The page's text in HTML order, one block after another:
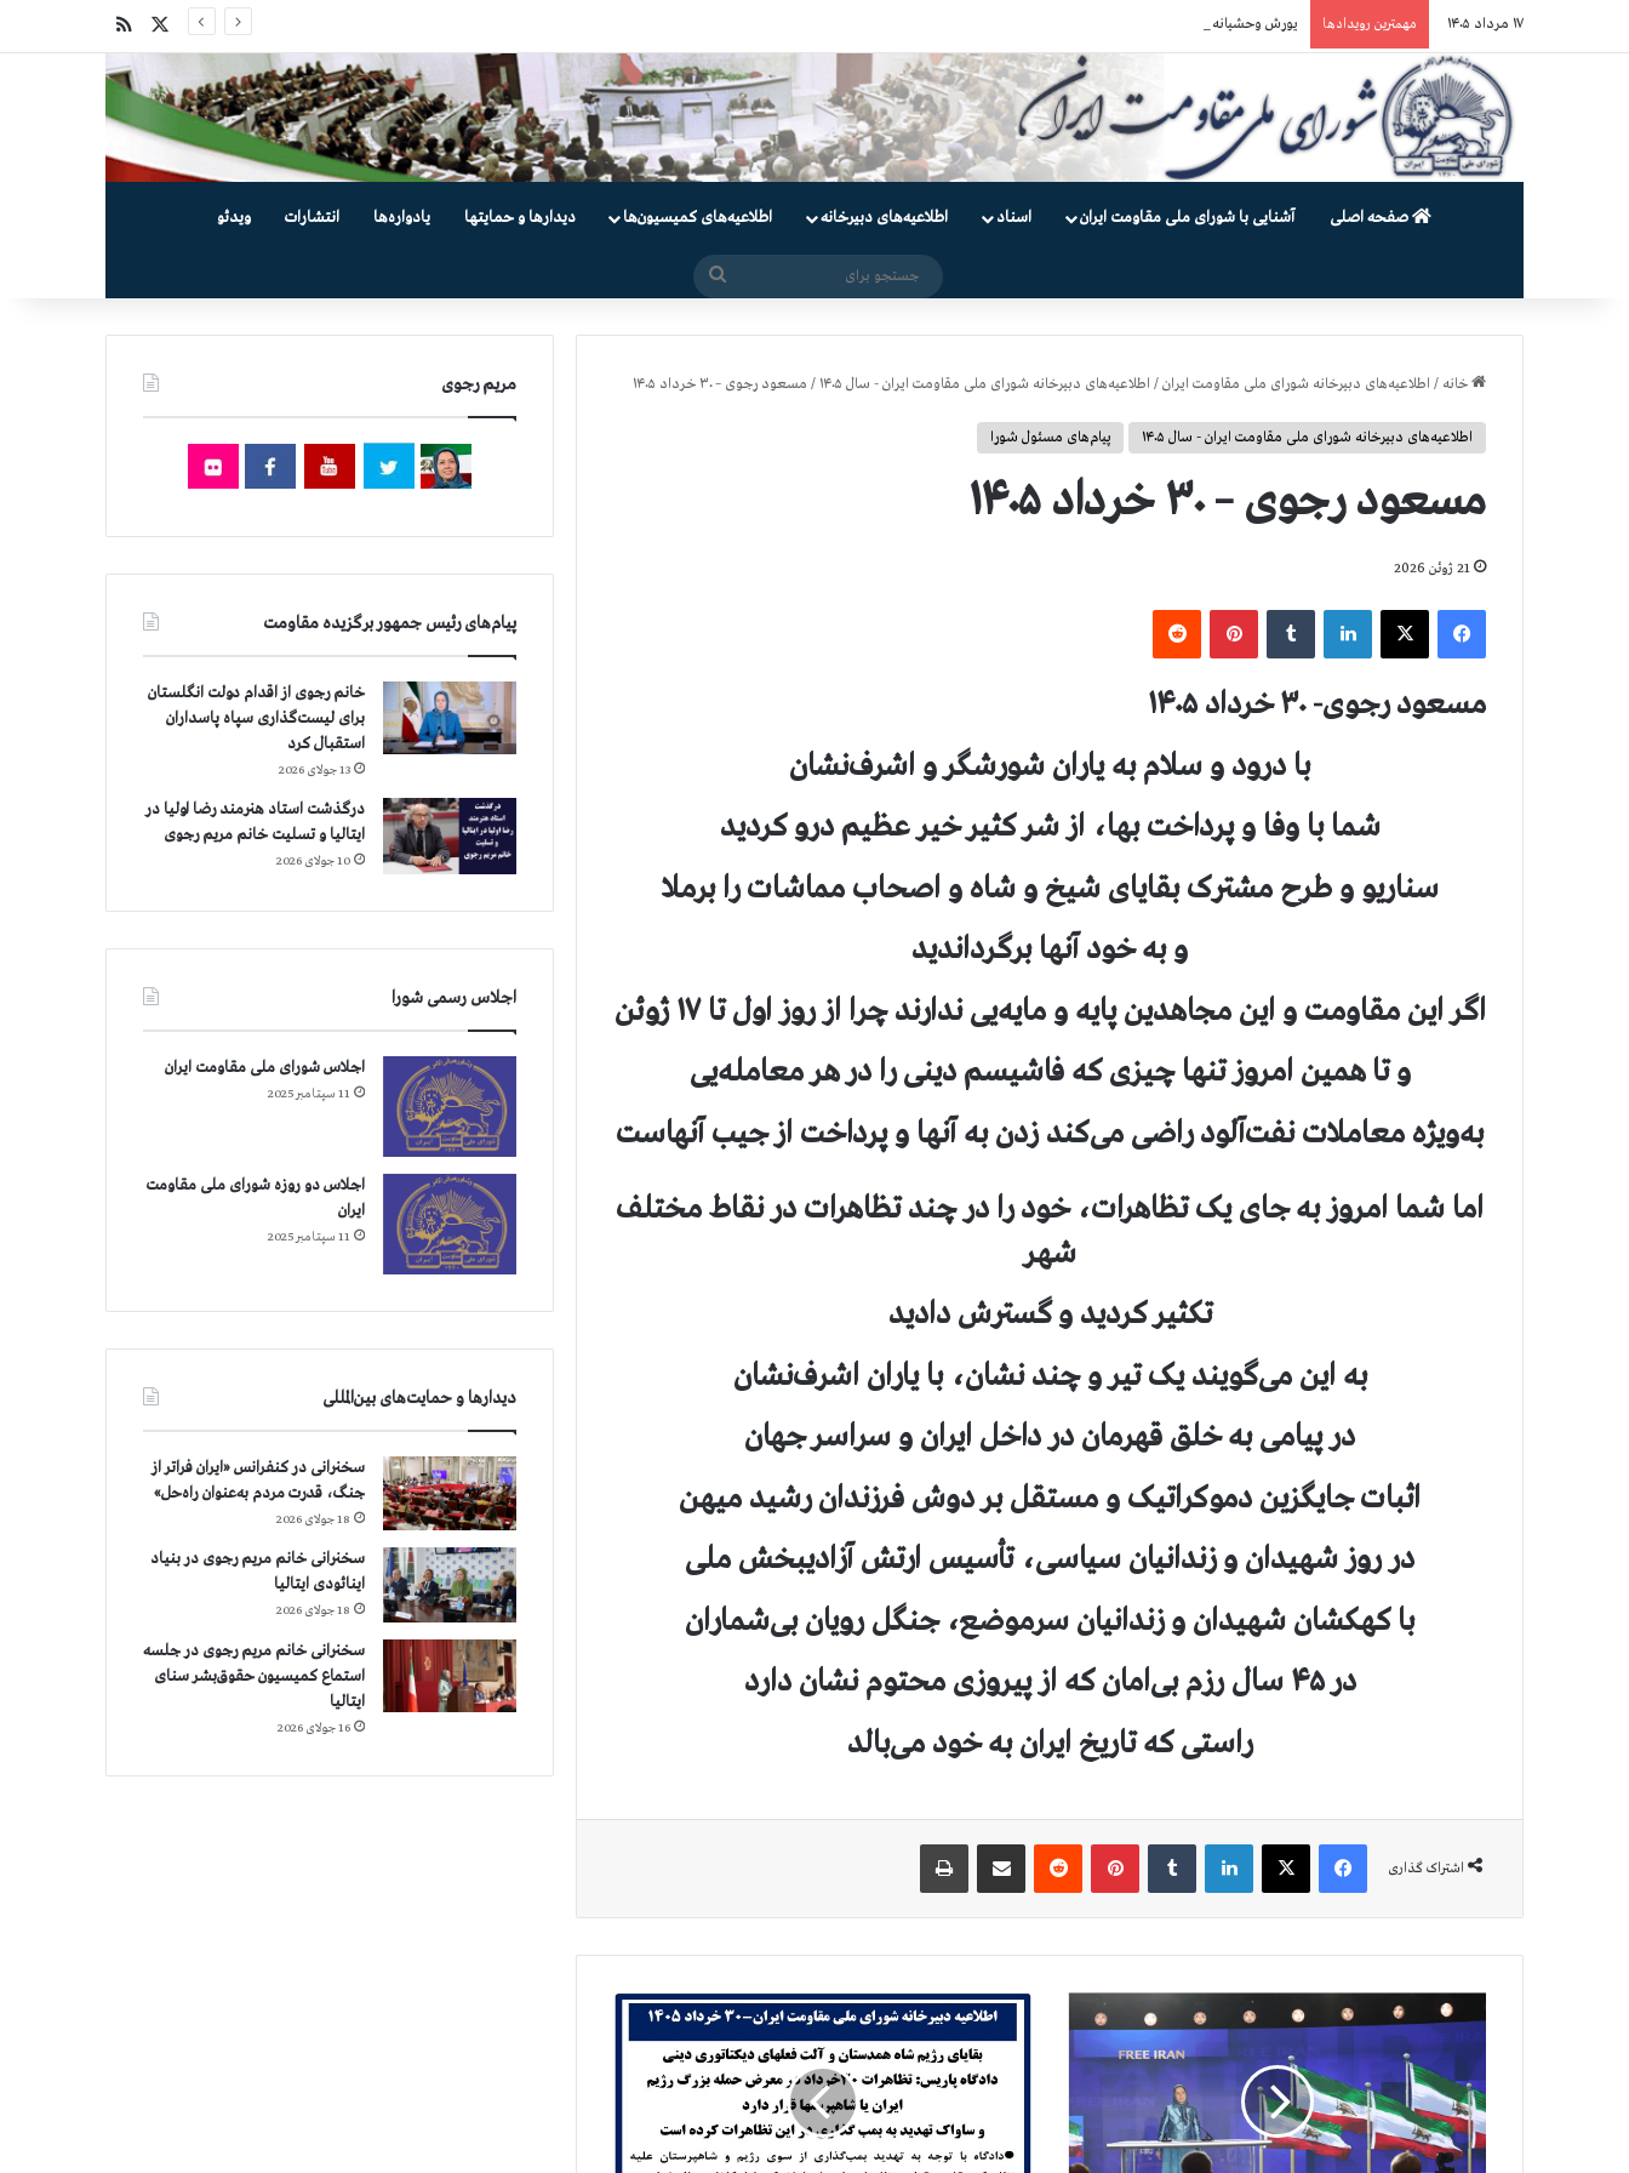
۱۷ مرداد ۱۴۰۵ مهمترین رویدادها یورش وحشیانه دژخیمان رژیم آخوندی به بند ۷ زندان اوین و ضرب‌وجرح زندانیان سیاسی
صفحه اصلی آشنایی با شورای ملی مقاومت ایران اسناد اطلاعیه‌های دبیرخانه اطلاعیه‌های کمیسیون‌‌ها دیدارها و حمایتها یادواره‌ها انتشارات ویدئو
خانه / اطلاعیه‌های دبیرخانه شورای ملی مقاومت ایران/ اطلاعیه‌های دبیرخانه شورای ملی مقاومت ایران - سال ۱۴۰۵ / مسعود رجوی – ۳۰ خرداد ۱۴۰۵
اطلاعیه‌های دبیرخانه شورای ملی مقاومت ایران - سال ۱۴۰۵ پیام‌های مسئول شورا
مسعود رجوی – ۳۰ خرداد ۱۴۰۵
21 ژوئن 2026
فیس بوک X ‫پین‌ترست
مسعود رجوی- ۳۰ خرداد ۱۴۰۵
با درود و سلام به یاران شورشگر و اشرف‌نشان
شما با وفا و پرداخت بها، از شر کثیر خیر عظیم درو کردید
سناریو و طرح مشترک بقایای شیخ و شاه و اصحاب مماشات را برملا
و به خود آنها برگرداندید
اگر این مقاومت و این مجاهدین پایه و مایه‌یی ندارند چرا از روز اول تا ۱۷ ژوئن
و تا همین امروز تنها چیزی که فاشیسم دینی را در هر معامله‌یی
به‌ویژه معاملات نفت‌آلود راضی می‌کند زدن به آنها و پرداخت از جیب آنهاست
اما شما امروز به جای یک تظاهرات، خود را در چند تظاهرات در نقاط مختلف
شهر
تکثیر کردید و گسترش دادید
به این می‌گویند یک تیر و چند نشان، با یاران اشرف‌نشان
در پیامی به خلق قهرمان در داخل ایران و سراسر جهان
اثبات جایگزین دموکراتیک و مستقل بر دوش فرزندان رشید میهن
در روز شهیدان و زندانیان سیاسی، تأسیس ارتش آزادیبخش ملی
با کهکشان شهیدان و زندانیان سرموضع، جنگل رویان بی‌شماران
در ۴۵ سال رزم بی‌امان که از پیروزی محتوم نشان دارد
راستی که تاریخ ایران به خود می‌بالد
اشتراک گذاری
فیس بوک X ‫پین‌ترست ‫رددیت
ن
ر
ا
ن
ی
مریم رجوی
پیام‌های رئیس جمهور برگزیده مقاومت
خانم رجوی از اقدام دولت انگلستان
برای لیست‌گذاری سپاه پاسداران
استقبال کرد
13 جولای 2026
درگذشت استاد هنرمند رضا اولیا در
ایتالیا و تسلیت خانم مریم رجوی
10 جولای 2026
اجلاس رسمی شورا
اجلاس شورای ملی مقاومت ایران
11 سپتامبر 2025
اجلاس دو روزه شورای ملی مقاومت
ایران
11 سپتامبر 2025
دیدارها و حمایت‌های بین‌المللی
سخنرانی در کنفرانس «ایران فراتر از
جنگ، قدرت مردم به‌عنوان راه‌حل»
18 جولای 2026
سخنرانی خانم مریم رجوی در بنیاد
اینائودی ایتالیا
18 جولای 2026
سخنرانی خانم مریم رجوی در جلسه
استماع کمیسیون حقوق‌بشر سنای
ایتالیا
16 جولای 2026